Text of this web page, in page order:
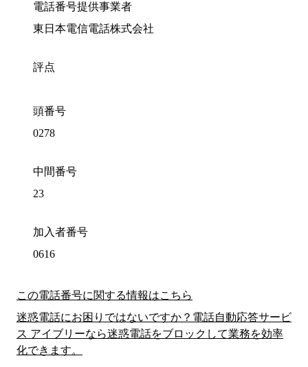
電話番号提供事業者
東日本電信電話株式会社
評点
頭番号
0278
中間番号
23
加入者番号
0616
この電話番号に関する情報はこちら
迷惑電話にお困りではないですか？電話自動応答サービ
ス アイブリーなら迷惑電話をブロックして業務を効率
化できます。